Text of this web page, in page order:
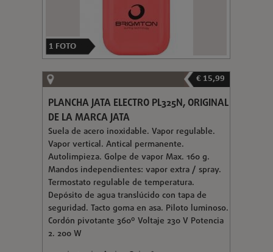
1 FOTO
€ 15,99
PLANCHA JATA ELECTRO PL325N, ORIGINAL
DE LA MARCA JATA
Suela de acero inoxidable. Vapor regulable.
Vapor vertical. Antical permanente.
Autolimpieza. Golpe de vapor Max. 160 g.
Mandos independientes: vapor extra / spray.
Termostato regulable de temperatura.
Depósito de agua translúcido con tapa de
seguridad. Tacto goma en asa. Piloto luminoso.
Cordón pivotante 360º Voltaje 230 V Potencia
2. 200 W